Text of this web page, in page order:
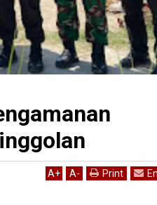
A+ A- Print